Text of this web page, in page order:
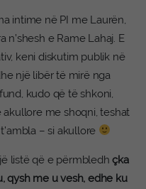
intime në PI me Laurën,
e Rame Lahaj. E
keni diskutim publik në
një libër të mirë nga
kudo që të shkoni,
me shoqni, teshat
– si akullore
listë që e përmbledhçka
qysh me u vesh, edhe ku